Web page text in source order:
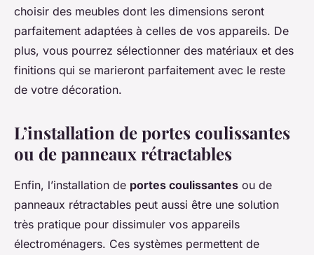
choisir des meubles dont les dimensions seront
parfaitement adaptées à celles de vos appareils. De
plus, vous pourrez sélectionner des matériaux et des
finitions qui se marieront parfaitement avec le reste
de votre décoration.
L’installation de portes coulissantes
ou de panneaux rétractables
Enfin, l’installation de portes coulissantes ou de
panneaux rétractables peut aussi être une solution
très pratique pour dissimuler vos appareils
électroménagers. Ces systèmes permettent de